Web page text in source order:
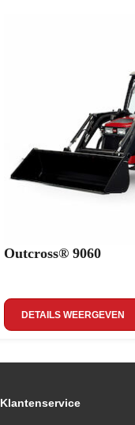
Outcross® 9060
DETAILS WEERGEVEN
Klantenservice